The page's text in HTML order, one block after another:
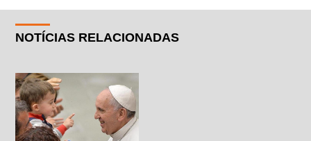
NOTÍCIAS RELACIONADAS